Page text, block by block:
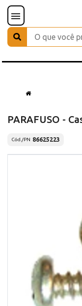
PARAFUSO -
Cód./PN 86625223